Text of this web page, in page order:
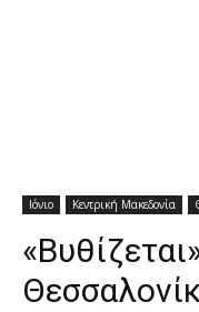
Ιόνιο Κεντρική Μακεδονία